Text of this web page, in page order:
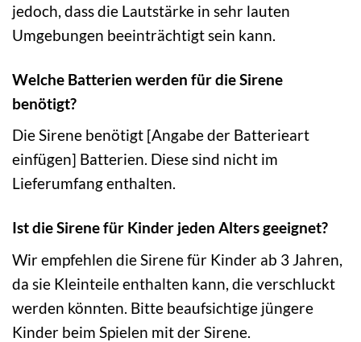
jedoch, dass die Lautstärke in sehr lauten
Umgebungen beeinträchtigt sein kann.
Welche Batterien werden für die Sirene
benötigt?
Die Sirene benötigt [Angabe der Batterieart
einfügen] Batterien. Diese sind nicht im
Lieferumfang enthalten.
Ist die Sirene für Kinder jeden Alters geeignet?
Wir empfehlen die Sirene für Kinder ab 3 Jahren,
da sie Kleinteile enthalten kann, die verschluckt
werden könnten. Bitte beaufsichtige jüngere
Kinder beim Spielen mit der Sirene.